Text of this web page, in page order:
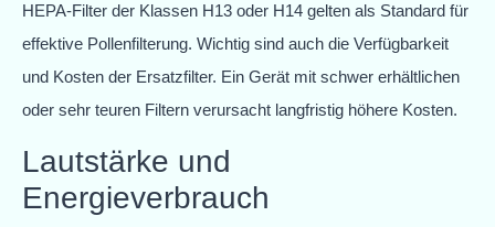
HEPA-Filter der Klassen H13 oder H14 gelten als Standard für
effektive Pollenfilterung. Wichtig sind auch die Verfügbarkeit
und Kosten der Ersatzfilter. Ein Gerät mit schwer erhältlichen
oder sehr teuren Filtern verursacht langfristig höhere Kosten.
Lautstärke und
Energieverbrauch